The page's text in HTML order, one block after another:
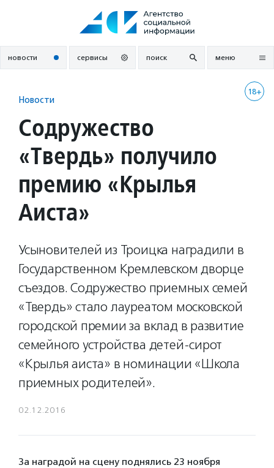
новости сервисы поиск меню
18+
Новости
Содружество
«Твердь» получило
премию «Крылья
Аиста»
Усыновителей из Троицка наградили в
Государственном Кремлевском дворце
съездов. Содружество приемных семей
«Твердь» стало лауреатом московской
городской премии за вклад в развитие
семейного устройства детей-сирот
«Крылья аиста» в номинации «Школа
приемных родителей».
02.12.2016
За наградой на сцену поднялись 23 ноября